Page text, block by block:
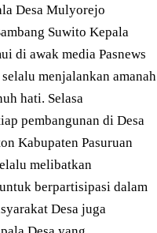
Desa Mulyorejo
Suwito Kepala
di awak media Pasnews
menjalankan amanah
hati. Selasa
pembangunan di Desa
Kabupaten Pasuruan
melibatkan
berpartisipasi dalam
Desa juga